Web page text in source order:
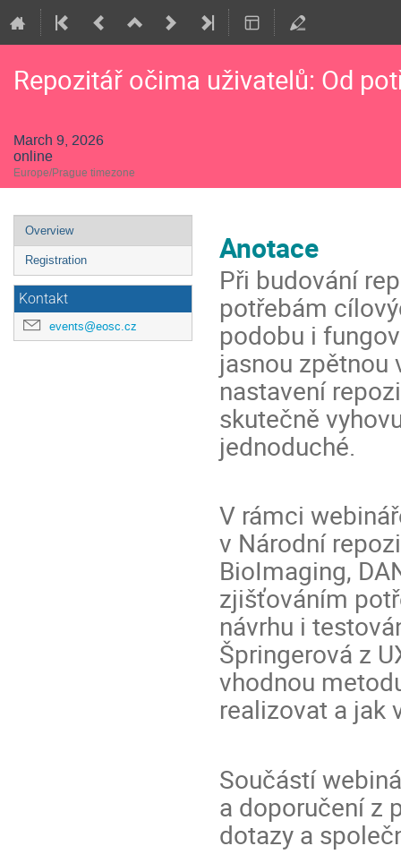
Repozitář očima uživatelů: Od
March 9, 2026
online
Europe/Prague timezone
Event
menu
Overview
Registration
Kontakt
events@eosc.cz
Anotace
Při budování
potřebám
podobu i
jasnou zpětnou
nastavení
skutečně
jednoduché.
V rámci
v Národní
BioImaging,
zjišťováním
návrhu i
Špringerová z
vhodnou
realizovat a jak
Součástí
a doporučení z
dotazy a